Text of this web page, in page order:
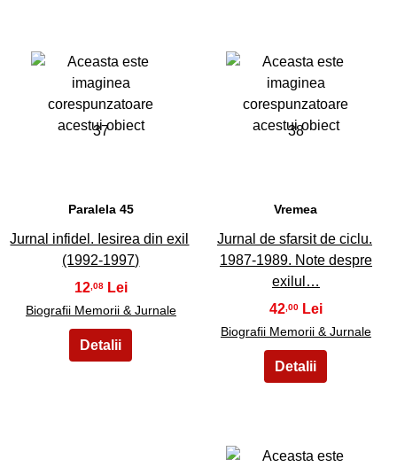
37
Paralela 45
Jurnal infidel. Iesirea din exil
(1992-1997)
12 ,08
Biografii Memorii & Jurnale
38
Vremea
Jurnal de sfarsit de ciclu.
1987-1989. Note despre
exilul…
42 ,00
Biografii Memorii & Jurnale